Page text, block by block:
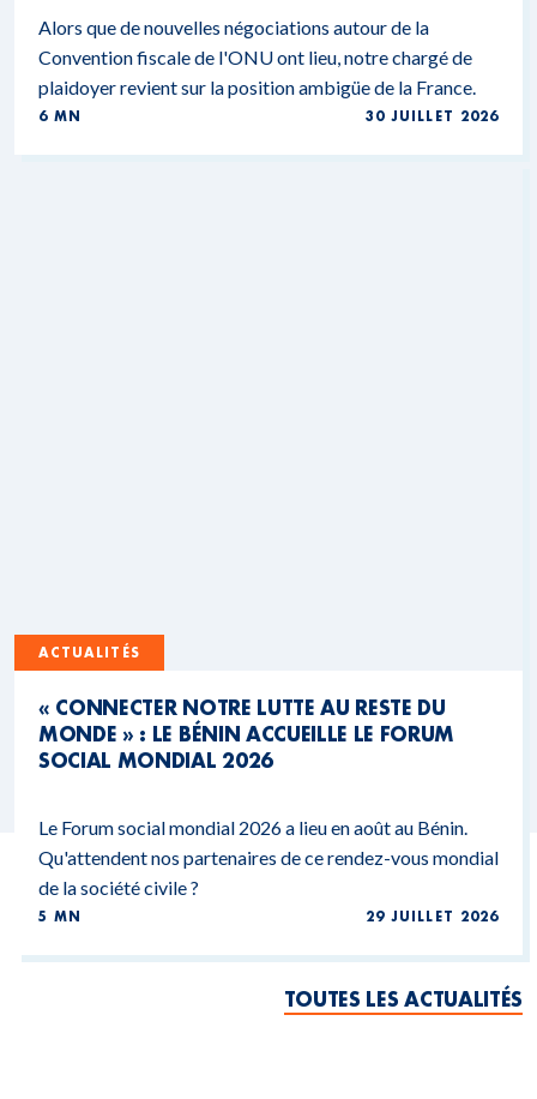
Alors que de nouvelles négociations autour de la
Convention fiscale de l'ONU ont lieu, notre chargé de
plaidoyer revient sur la position ambigüe de la France.
6 MN 30 JUILLET 2026
ACTUALITÉS
« CONNECTER NOTRE LUTTE AU RESTE DU
MONDE » : LE BÉNIN ACCUEILLE LE FORUM
SOCIAL MONDIAL 2026
Le Forum social mondial 2026 a lieu en août au Bénin.
Qu'attendent nos partenaires de ce rendez-vous mondial
de la société civile ?
5 MN 29 JUILLET 2026
TOUTES LES ACTUALITÉS